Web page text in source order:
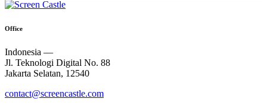
Office
Indonesia —
Jl. Teknologi Digital No. 88
Jakarta Selatan, 12540
contact@screencastle.com